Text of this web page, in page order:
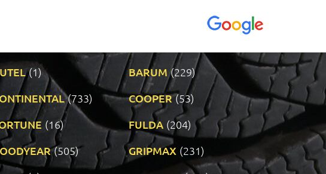
(1) BARUM (229)
(733) COOPER (53)
(16) FULDA (204)
(505) GRIPMAX (231)